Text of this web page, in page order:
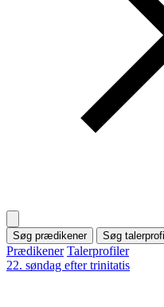
Søg prædikener Søg talerprofil
Prædikener Talerprofiler
22. søndag efter trinitatis